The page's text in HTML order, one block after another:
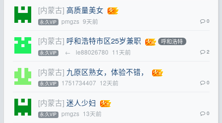
[内蒙古] 高质量美女
永.久VIP pmgzs 9天前 0
[内蒙古] 呼和浩特市区25岁兼职 呼和浩特
永.久VIP ← le88026780 11天前 2
[内蒙古] 九原区熟女，体验不错，
永.久VIP 1751734407 12天前 0
[内蒙古] 迷人少妇
永.久VIP pmgzs 13天前 0